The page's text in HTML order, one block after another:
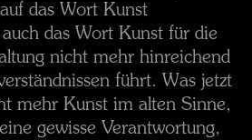
das Wort Kunst
das Wort Kunst für die
nicht mehr hinreichend
führt. Was jetzt
mehr Kunst im alten Sinne,
gewisse Verantwortung,